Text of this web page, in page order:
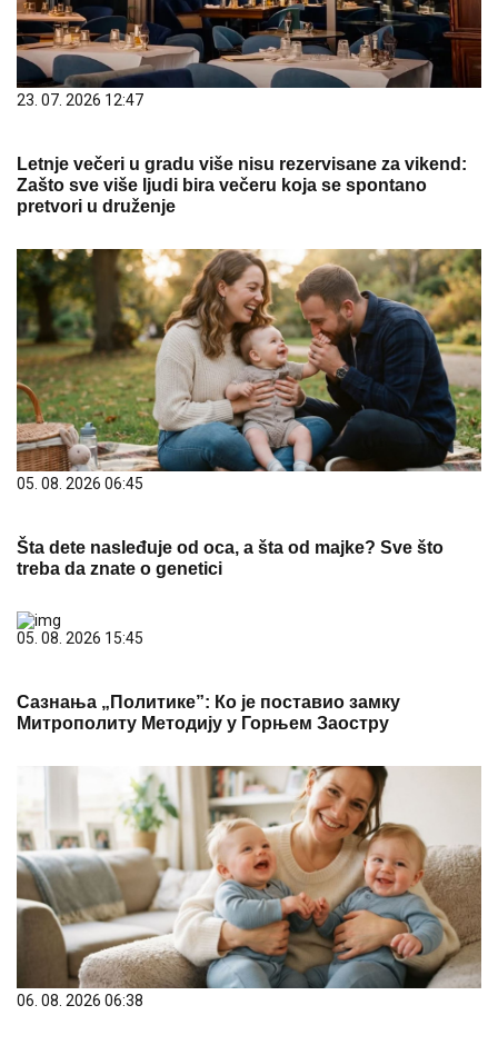
23. 07. 2026 12:47
Letnje večeri u gradu više nisu rezervisane za vikend:
Zašto sve više ljudi bira večeru koja se spontano
pretvori u druženje
05. 08. 2026 06:45
Šta dete nasleđuje od oca, a šta od majke? Sve što
treba da znate o genetici
05. 08. 2026 15:45
Сазнања „Политике”: Ко је поставио замку
Митрополиту Методију у Горњем Заостру
06. 08. 2026 06:38